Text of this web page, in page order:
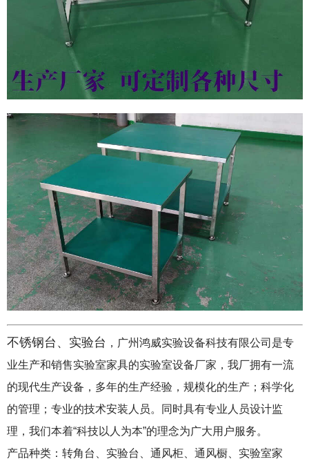
不锈钢台、实验台 ， 广州鸿威实验设备科技有限公司 是专
业生产和销售实验室家具的实验室设备厂家，我厂拥有一流
的现代生产设备，多年的生产经验，规模化的生产；科学化
的管理；专业的技术安装人员。同时具有专业人员设计监
理，我们本着“科技以人为本”的理念为广大用户服务。
产品种类：转角台、实验台、通风柜、通风橱、实验室家